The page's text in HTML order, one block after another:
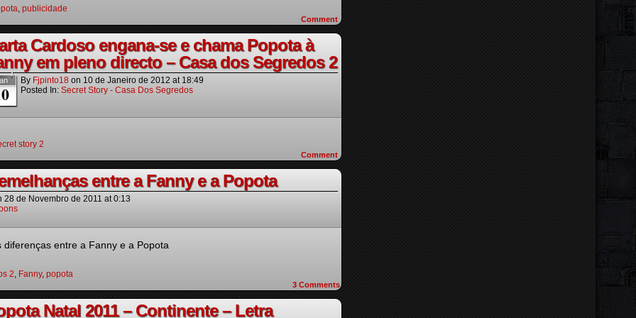
, publicidade
Comment
Cardoso engana-se e chama Popota à
em pleno directo – Casa dos Segredos 2
By Fjpinto18 on 10 de Janeiro de 2012 at 18:49
Posted In: Secret Story - Casa Dos Segredos
story 2
Comment
entre a Fanny e a Popota
28 de Novembro de 2011 at0:13
diferenças entre a Fanny e a Popota
2, Fanny, popota
3 Comments
Natal 2011 – Continente – Letra